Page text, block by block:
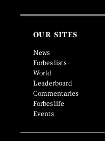
OUR SITES
News
Forbes lists
World
Leaderboard
Commentaries
Forbes life
Events